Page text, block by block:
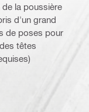
la poussière
d'un grand
de poses pour
têtes